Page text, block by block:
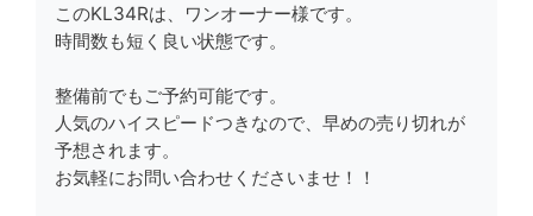
このKL34Rは、ワンオーナー様です。
時間数も短く良い状態です。
整備前でもご予約可能です。
人気のハイスピードつきなので、早めの売り切れが
予想されます。
お気軽にお問い合わせくださいませ！！